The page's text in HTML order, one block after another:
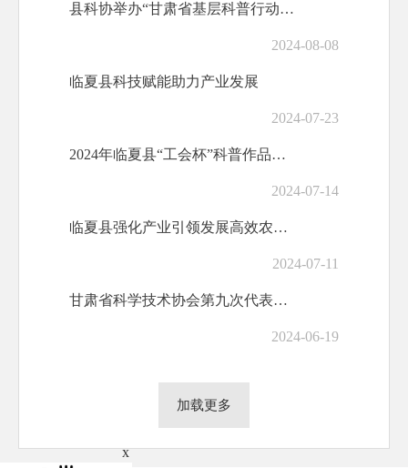
县科协举办“甘肃省基层科普行动计划”科普惠农兴村培训活动
2024-08-08
临夏县科技赋能助力产业发展
2024-07-23
2024年临夏县“工会杯”科普作品创作大赛圆满闭幕
2024-07-14
临夏县强化产业引领发展高效农业科技园区
2024-07-11
甘肃省科学技术协会第九次代表大会开幕 胡昌升王进展讲话 任振鹤庄...
2024-06-19
加载更多
x